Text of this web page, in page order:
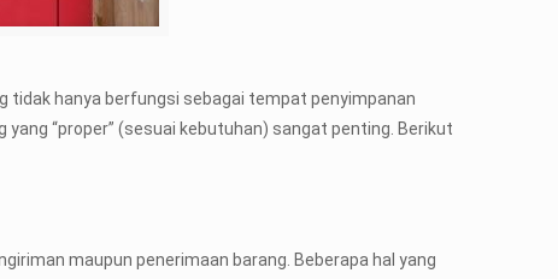
tidak hanya berfungsi sebagai tempat penyimpanan
“proper” (sesuai kebutuhan) sangat penting. Berikut
maupun penerimaan barang. Beberapa hal yang